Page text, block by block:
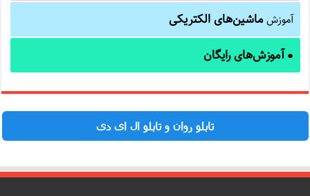
آموزشماشین‌های الکتریکی
●آموزش‌های رایگان
تابلو روان و تابلو ال ای دی